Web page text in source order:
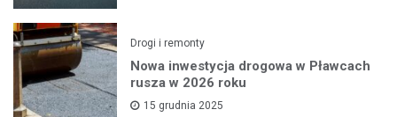
Drogi i remonty
Nowa inwestycja drogowa w Pławcach
rusza w 2026 roku
15 grudnia 2025